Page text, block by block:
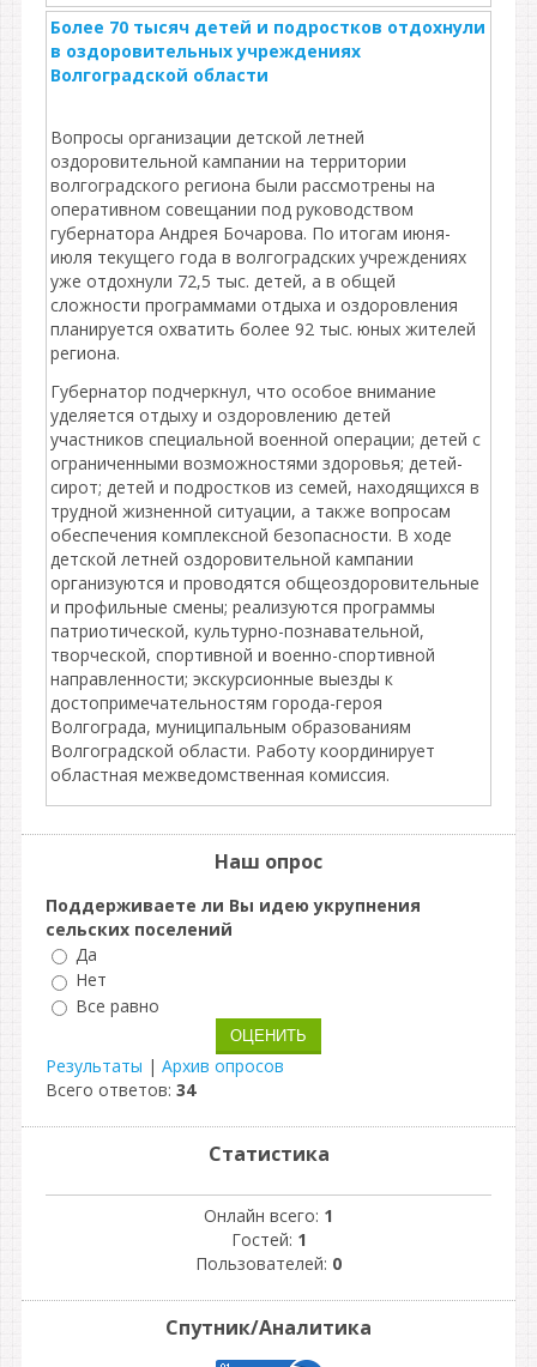
Более 70 тысяч детей и подростков отдохнули
в оздоровительных учреждениях
Волгоградской области
Вопросы организации детской летней
оздоровительной кампании на территории
волгоградского региона были рассмотрены на
оперативном совещании под руководством
губернатора Андрея Бочарова. По итогам июня-
июля текущего года в волгоградских учреждениях
уже отдохнули 72,5 тыс. детей, а в общей
сложности программами отдыха и оздоровления
планируется охватить более 92 тыс. юных жителей
региона.
Губернатор подчеркнул, что особое внимание
уделяется отдыху и оздоровлению детей
участников специальной военной операции; детей с
ограниченными возможностями здоровья; детей-
сирот; детей и подростков из семей, находящихся в
трудной жизненной ситуации, а также вопросам
обеспечения комплексной безопасности. В ходе
детской летней оздоровительной кампании
организуются и проводятся общеоздоровительные
и профильные смены; реализуются программы
патриотической, культурно-познавательной,
творческой, спортивной и военно-спортивной
направленности; экскурсионные выезды к
достопримечательностям города-героя
Волгограда, муниципальным образованиям
Волгоградской области. Работу координирует
областная межведомственная комиссия.
Наш опрос
Поддерживаете ли Вы идею укрупнения
сельских поселений
Да
Нет
Все равно
Результаты | Архив опросов
Всего ответов: 34
Статистика
Онлайн всего: 1
Гостей: 1
Пользователей: 0
Спутник/Аналитика